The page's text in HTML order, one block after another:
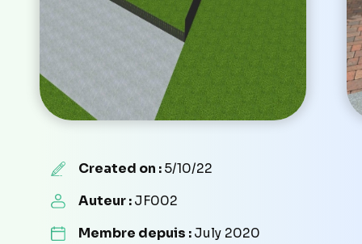
Created on :5/10/22
Auteur :JF002
Membre depuis :July 2020